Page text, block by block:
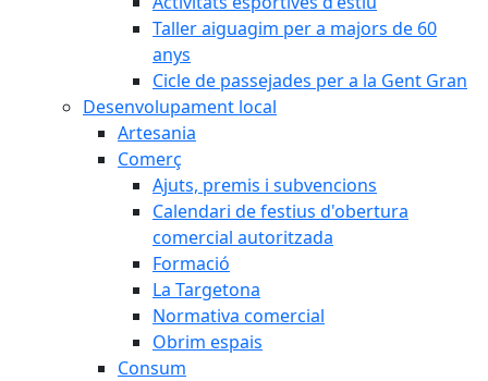
Taller aiguagim per a majors de 60
anys
Cicle de passejades per a la Gent Gran
Desenvolupament local
Artesania
Comerç
Ajuts, premis i subvencions
Calendari de festius d'obertura
comercial autoritzada
Formació
La Targetona
Normativa comercial
Obrim espais
Consum